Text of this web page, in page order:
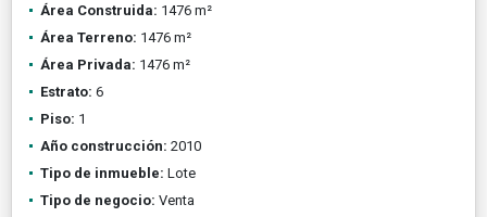
Área Construida: 1476 m²
Área Terreno: 1476 m²
Área Privada: 1476 m²
Estrato: 6
Piso: 1
Año construcción: 2010
Tipo de inmueble: Lote
Tipo de negocio: Venta